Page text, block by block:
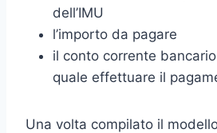
dell’IMU
l’importo da pagare
il conto corrente
quale effettuare il
Una volta compilato il